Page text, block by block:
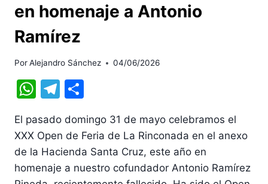
en homenaje a Antonio
Ramírez
PorAlejandro Sánchez 04/06/2026
WhatsApp
Telegram
El pasado domingo 31 de mayo celebramos el
XXX Open de Feria de La Rinconada en el anexo
de la Hacienda Santa Cruz, este año en
homenaje a nuestro cofundador Antonio Ramírez